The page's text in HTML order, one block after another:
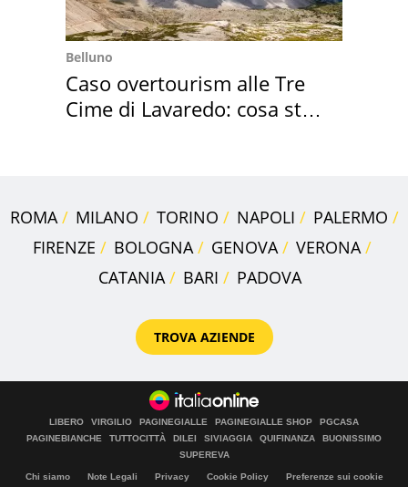
Belluno
Caso overtourism alle Tre
Cime di Lavaredo: cosa sta
ROMA MILANO TORINO NAPOLI
PALERMO
FIRENZE
BOLOGNA GENOVA
VERONA
CATANIA
BARI PADOVA
TROVA AZIENDE
LIBERO VIRGILIO PAGINEGIALLE PAGINEGIALLE SHOP
PGCASA
PAGINEBIANCHE
TUTTOCITTÀ DILEI SIVIAGGIA QUIFINANZA
BUONISSIMO
SUPEREVA
Chi siamo Note Legali Privacy Cookie Policy
Preferenze sui cookie